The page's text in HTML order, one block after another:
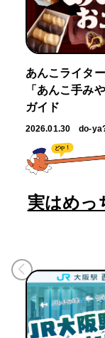
あんこライタ
「あんこ手み
ガイド
2026.01.30 do-
どや！
実はめっ